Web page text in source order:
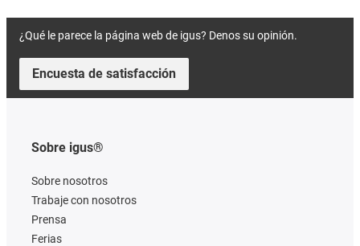
¿Qué le parece la página web de igus? Denos su opinión.
Encuesta de satisfacción
Sobre igus®
Sobre nosotros
Trabaje con nosotros
Prensa
Ferias